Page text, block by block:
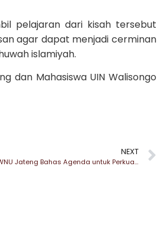
pelajaran dari kisah tersebut
agar dapat menjadi cerminan
islamiyah.
dan Mahasiswa UIN Walisongo
NEXT
Gelar Halal Bihalal, RMI PWNU Jateng Bahas Agenda untuk Perkuat Pesantren dan Madin